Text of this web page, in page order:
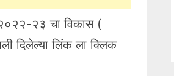
२०२२-२३ चा विकास (
दिलेल्या लिंक ला क्लिक